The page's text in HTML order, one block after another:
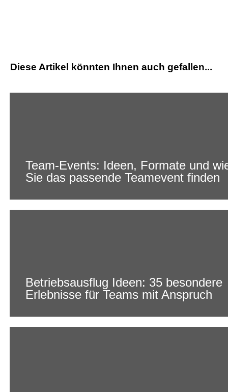
Diese Artikel könnten Ihnen auch gefallen...
Team-Events: Ideen, Formate und
Sie das passende Teamevent finden
Betriebsausflug Ideen: 35 besondere
Erlebnisse für Teams mit Anspruch